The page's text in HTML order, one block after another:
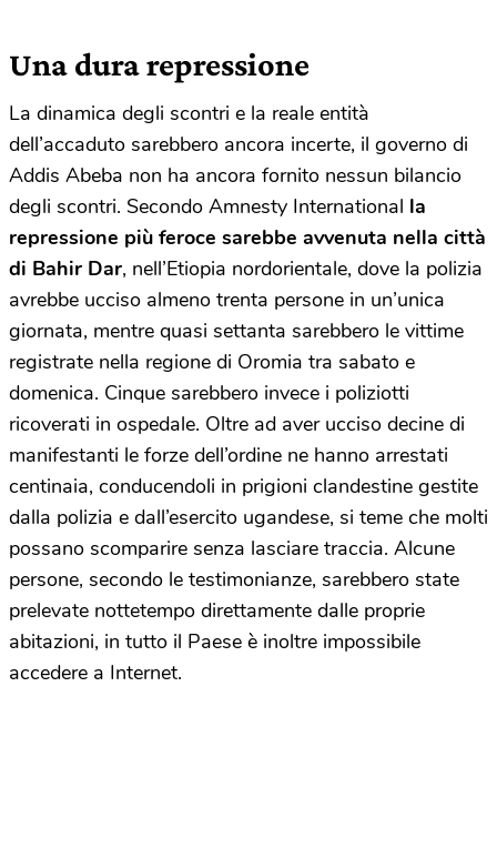
Una dura repressione
La dinamica degli scontri e la reale entità
dell’accaduto sarebbero ancora incerte, il governo di
Addis Abeba non ha ancora fornito nessun bilancio
degli scontri. Secondo Amnesty International la
repressione più feroce sarebbe avvenuta nella città
di Bahir Dar, nell’Etiopia nordorientale, dove la polizia
avrebbe ucciso almeno trenta persone in un’unica
giornata, mentre quasi settanta sarebbero le vittime
registrate nella regione di Oromia tra sabato e
domenica. Cinque sarebbero invece i poliziotti
ricoverati in ospedale. Oltre ad aver ucciso decine di
manifestanti le forze dell’ordine ne hanno arrestati
centinaia, conducendoli in prigioni clandestine gestite
dalla polizia e dall’esercito ugandese, si teme che molti
possano scomparire senza lasciare traccia. Alcune
persone, secondo le testimonianze, sarebbero state
prelevate nottetempo direttamente dalle proprie
abitazioni, in tutto il Paese è inoltre impossibile
accedere a Internet.